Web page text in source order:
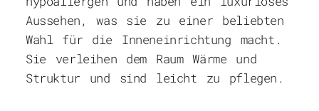
Aussehen, was sie zu einer beliebten
Wahl für die Inneneinrichtung macht.
Sie verleihen dem Raum Wärme und
Struktur und sind leicht zu pflegen.